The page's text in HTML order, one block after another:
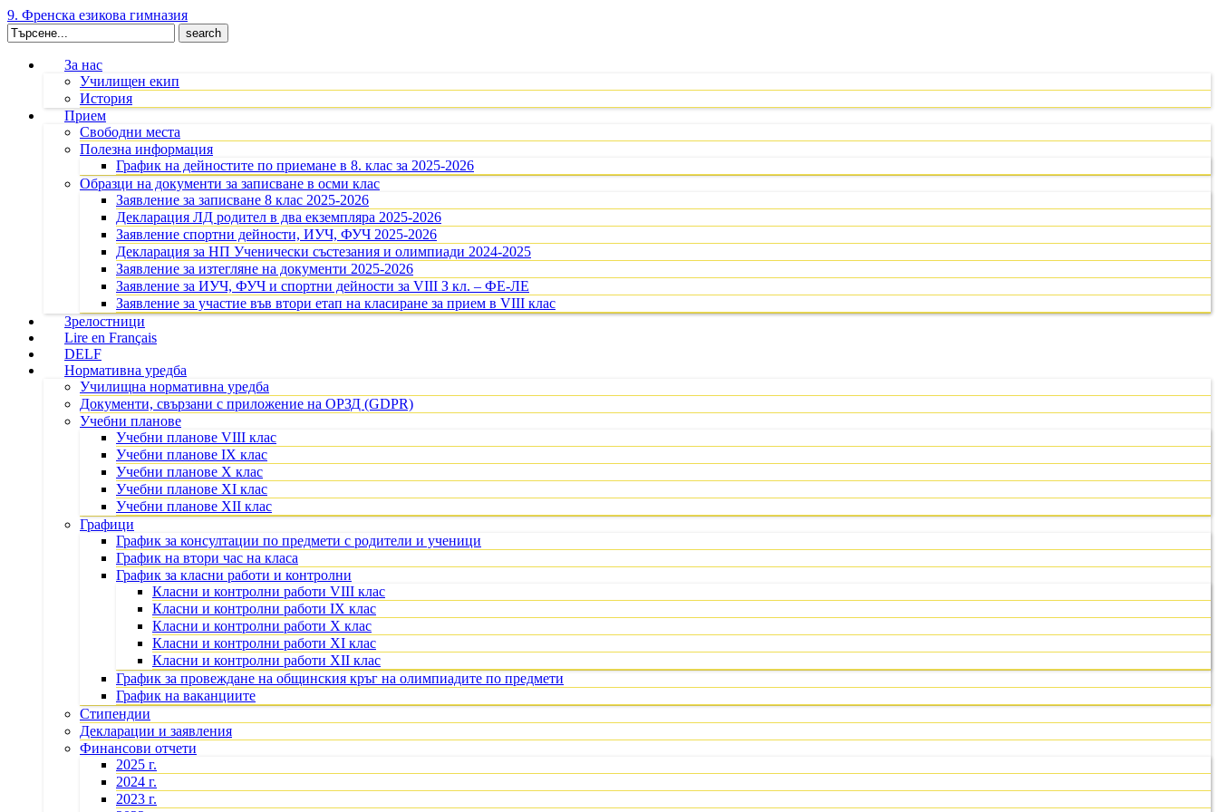
9. Френска езикова гимназия
Search
for:
За нас
Училищен екип
История
Прием
Свободни места
Полезна информация
График на дейностите по приемане в 8. клас за 2025-2026
Образци на документи за записване в осми клас
Заявление за записване 8 клас 2025-2026
Декларация ЛД родител в два екземпляра 2025-2026
Заявление спортни дейности, ИУЧ, ФУЧ 2025-2026
Декларация за НП Ученически състезания и олимпиади 2024-2025
Заявление за изтегляне на документи 2025-2026
Заявление за ИУЧ, ФУЧ и спортни дейности за VIII З кл. – ФЕ-ЛЕ
Заявление за участие във втори етап на класиране за прием в VIII клас
Зрелостници
Lire en Français
DELF
Нормативна уредба
Училищна нормативна уредба
Документи, свързани с приложение на ОРЗД (GDPR)
Учебни планове
Учебни планове VIII клас
Учебни планове IX клас
Учебни планове X клас
Учебни планове XI клас
Учебни планове XII клас
Графици
График за консултации по предмети с родители и ученици
График на втори час на класа
График за класни работи и контролни
Класни и контролни работи VIII клас
Класни и контролни работи IX клас
Класни и контролни работи X клас
Класни и контролни работи XI клас
Класни и контролни работи XII клас
График за провеждане на общинския кръг на олимпиадите по предмети
График на ваканциите
Стипендии
Декларации и заявления
Финансови отчети
2025 г.
2024 г.
2023 г.